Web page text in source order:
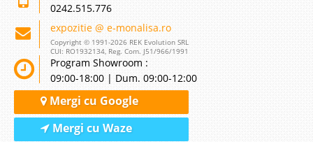
0242.515.776
expozitie @ e-monalisa.ro
Copyright © 1991-2026 REK Evolution SRL
CUI: RO1932134, Reg. Com. J51/966/1991
Program Showroom :
09:00-18:00 | Dum. 09:00-12:00
Mergi cu Google
Mergi cu Waze